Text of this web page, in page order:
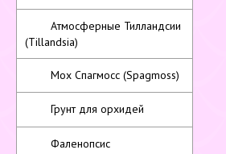
Атмосферные Тилландсии
(Tillandsia)
Мох Спагмосс (Spagmoss)
Грунт для орхидей
Фаленопсис